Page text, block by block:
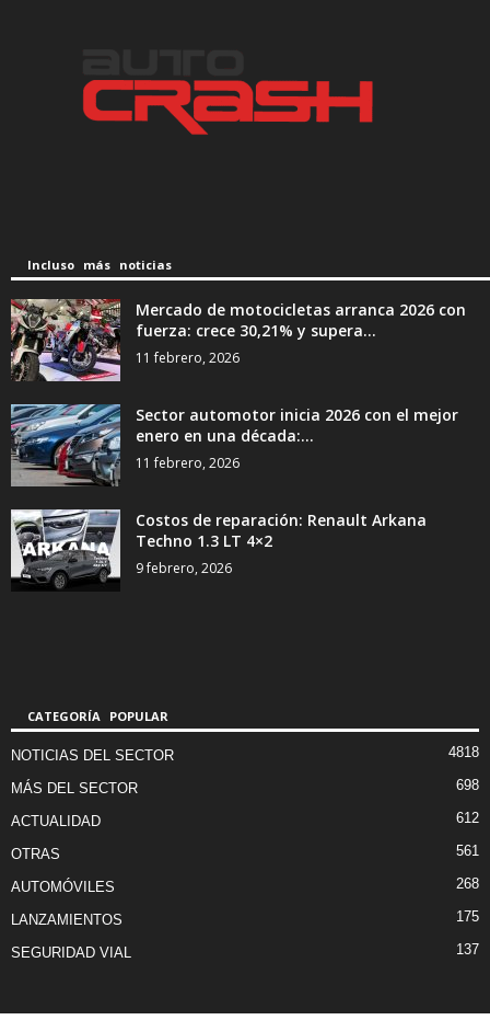
Incluso más noticias
Mercado de motocicletas arranca 2026 con
fuerza: crece 30,21% y supera...
11 febrero, 2026
Sector automotor inicia 2026 con el mejor
enero en una década:...
11 febrero, 2026
Costos de reparación: Renault Arkana
Techno 1.3 LT 4×2
9 febrero, 2026
CATEGORÍA POPULAR
NOTICIAS DEL SECTOR 4818
MÁS DEL SECTOR 698
ACTUALIDAD 612
OTRAS 561
AUTOMÓVILES 268
LANZAMIENTOS 175
SEGURIDAD VIAL 137